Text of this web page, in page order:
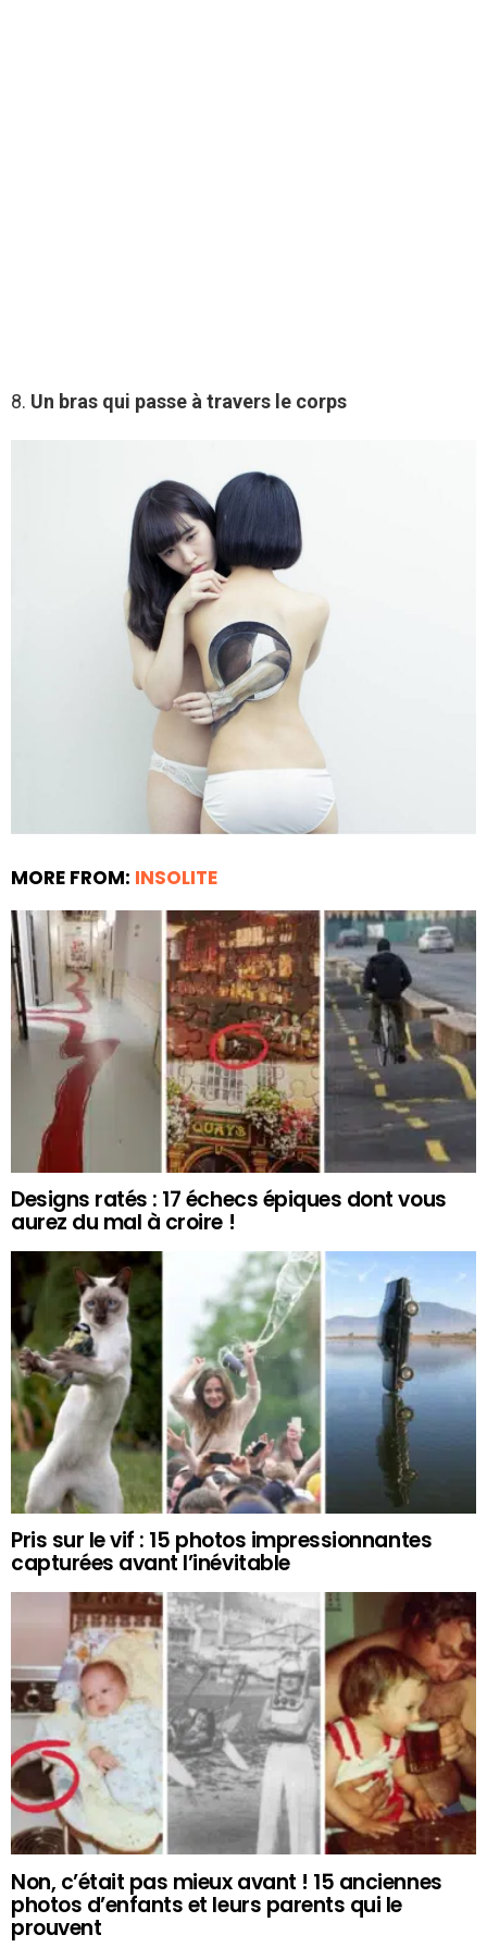
8. Un bras qui passe à travers le corps
MORE FROM: INSOLITE
Designs ratés : 17 échecs épiques dont vous
aurez du mal à croire !
Pris sur le vif : 15 photos impressionnantes
capturées avant l’inévitable
Non, c’était pas mieux avant ! 15 anciennes
photos d’enfants et leurs parents qui le
prouvent